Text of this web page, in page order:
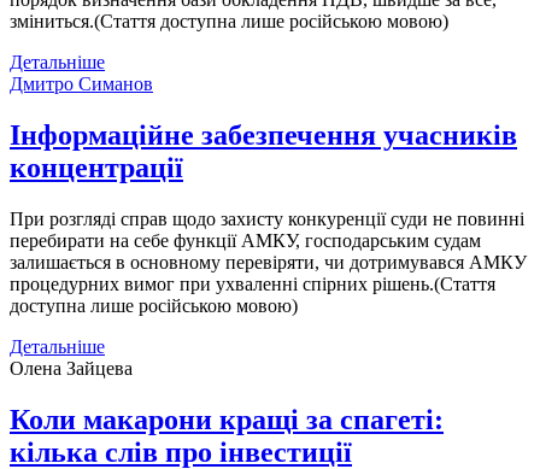
зміниться.(Стаття доступна лише російською мовою)
Детальніше
Дмитро Симанов
Інформаційне забезпечення учасників
концентрації
При розгляді справ щодо захисту конкуренції суди не повинні
перебирати на себе функції АМКУ, господарським судам
залишається в основному перевіряти, чи дотримувався АМКУ
процедурних вимог при ухваленні спірних рішень.(Стаття
доступна лише російською мовою)
Детальніше
Олена Зайцева
Коли макарони кращі за спагеті:
кілька слів про інвестиції